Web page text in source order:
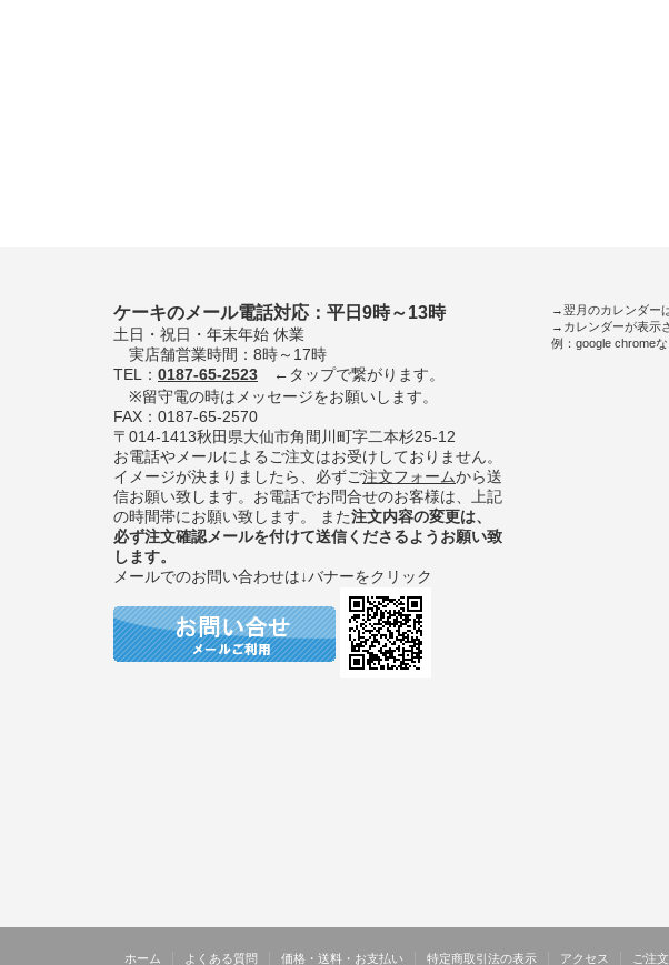
ケーキのメール電話対応：平日9時～13時
土日・祝日・年末年始 休業
実店舗営業時間：8時～17時
TEL： 0187-65-2523 ←タップで繋がります。
※留守電の時はメッセージをお願いします。
FAX：0187-65-2570
〒014-1413秋田県大仙市角間川町字二本杉25-12
お電話やメールによるご注文はお受けしておりません。
イメージが決まりましたら、必ずご注文フォームから送
信お願い致します。お電話でお問合せのお客様は、上記
の時間帯にお願い致します。 また注文内容の変更は、
必ず注文確認メールを付けて送信くださるようお願い致
します。
メールでのお問い合わせは↓バナーをクリック
→翌月のカレンダー
→カレンダーが表示
例：google chrome
ホーム よくある質問 価格・送料・お支払い 特定商取引法の表示 アクセス ご注文